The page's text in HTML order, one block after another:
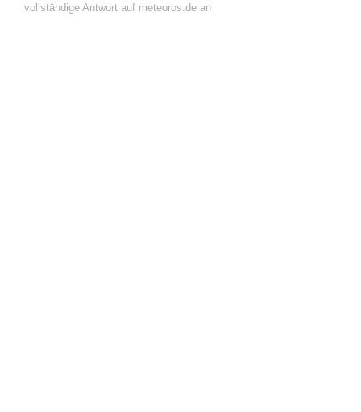
vollständige Antwort auf meteoros.de an